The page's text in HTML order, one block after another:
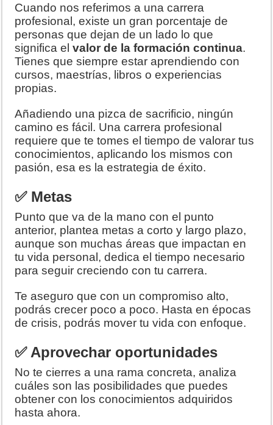
Cuando nos referimos a una carrera
profesional, existe un gran porcentaje de
personas que dejan de un lado lo que
significa elvalor de la formación continua.
Tienes que siempre estar aprendiendo con
cursos, maestrías, libros o experiencias
propias.
Añadiendo una pizca de sacrificio, ningún
camino es fácil. Una carrera profesional
requiere que te tomes el tiempo de valorar tus
conocimientos, aplicando los mismos con
pasión, esa es la estrategia de éxito.
✅ Metas
Punto que va de la mano con el punto
anterior, plantea metas a corto y largo plazo,
aunque son muchas áreas que impactan en
tu vida personal, dedica el tiempo necesario
para seguir creciendo con tu carrera.
Te aseguro que con un compromiso alto,
podrás crecer poco a poco. Hasta en épocas
de crisis, podrás mover tu vida con enfoque.
✅ Aprovechar oportunidades
No te cierres a una rama concreta, analiza
cuáles son las posibilidades que puedes
obtener con los conocimientos adquiridos
hasta ahora.